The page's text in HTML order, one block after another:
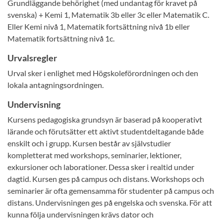
Grundläggande behörighet (med undantag för kravet på
svenska) + Kemi 1, Matematik 3b eller 3c eller Matematik C.
Eller Kemi nivå 1, Matematik fortsättning nivå 1b eller
Matematik fortsättning nivå 1c.
Urvalsregler
Urval sker i enlighet med Högskoleförordningen och den
lokala antagningsordningen.
Undervisning
Kursens pedagogiska grundsyn är baserad på kooperativt
lärande och förutsätter ett aktivt studentdeltagande både
enskilt och i grupp. Kursen består av självstudier
kompletterat med workshops, seminarier, lektioner,
exkursioner och laborationer. Dessa sker i realtid under
dagtid. Kursen ges på campus och distans. Workshops och
seminarier är ofta gemensamma för studenter på campus och
distans. Undervisningen ges på engelska och svenska. För att
kunna följa undervisningen krävs dator och